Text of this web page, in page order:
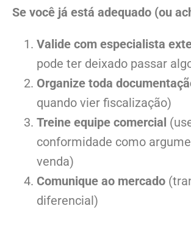
Se você já está adequado (ou
Valide com especialista
pode ter deixado passar
Organize toda
quando vier fiscalização)
Treine equipe comercial
conformidade como
venda)
Comunique ao mercado
diferencial)